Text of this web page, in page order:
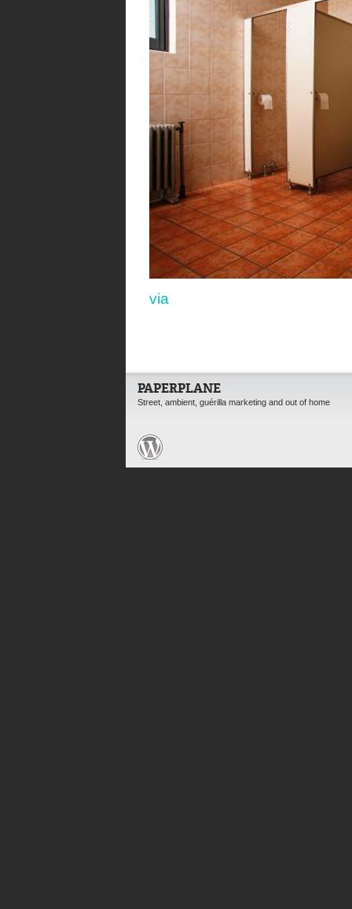
via
PAPERPLANE
Street, ambient, guérilla marketing and out of home